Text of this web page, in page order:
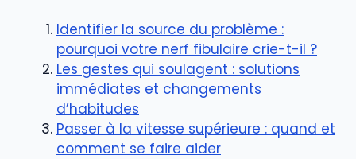
Identifier la source du problème :
pourquoi votre nerf fibulaire crie-t-il ?
Les gestes qui soulagent : solutions
immédiates et changements
d’habitudes
Passer à la vitesse supérieure : quand et
comment se faire aider